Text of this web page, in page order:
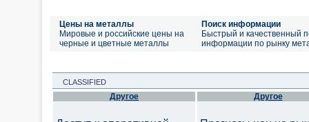
Цены на металлы
Мировые и российские цены на
черные и цветные металлы
Поиск информации
Быстрый и качественный
информации по рынку
CLASSIFIED
Другое Другое